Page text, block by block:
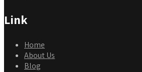
Link
Home
About Us
Blog